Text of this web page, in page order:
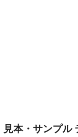
本・サンプル